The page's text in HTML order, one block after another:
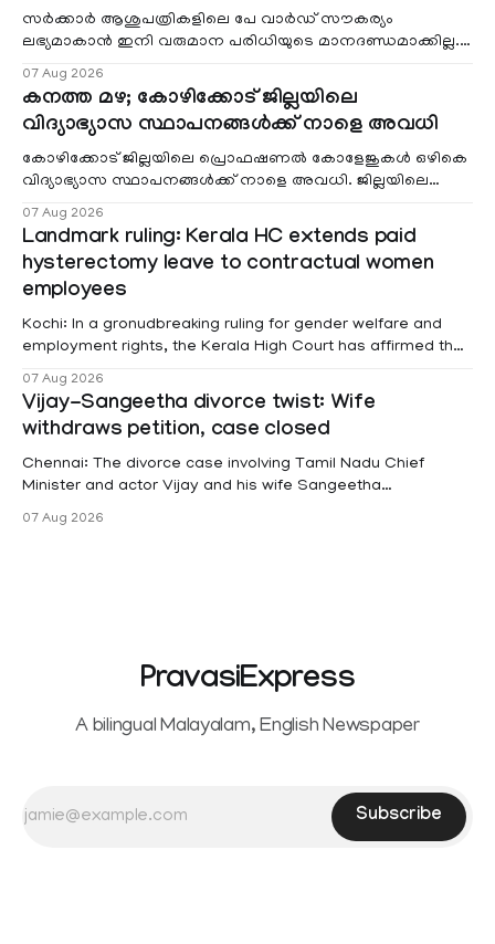
സർക്കാർ ആശുപത്രികളിലെ പേ വാർഡ് സൗകര്യം
ലഭ്യമാകാൻ ഇനി വരുമാന പരിധിയുടെ മാനദണ്ഡമാക്കില്ല.
07 Aug 2026
കനത്ത മഴ; കോഴിക്കോട് ജില്ലയിലെ
വിദ്യാഭ്യാസ സ്ഥാപനങ്ങൾക്ക് നാളെ അവധി
കോഴിക്കോട് ജില്ലയിലെ പ്രൊഫഷണൽ കോളേജുകൾ ഒഴികെ
വിദ്യാഭ്യാസ സ്ഥാപനങ്ങൾക്ക് നാളെ അവധി. ജില്ലയിലെ
07 Aug 2026
Landmark ruling: Kerala HC extends paid
hysterectomy leave to contractual women
employees
Kochi: In a gronudbreaking ruling for gender welfare and
employment rights, the Kerala High Court has affirmed that
projects are eligible for paid medical leave following
hysterectomy surgery under the Kerala Service Rules
(KSR). The court noted that since essential benefits like
maternity
07 Aug 2026
Vijay-Sangeetha divorce twist: Wife
withdraws petition, case closed
Chennai: The divorce case involving Tamil Nadu Chief
Minister and actor Vijay and his wife Sangeetha
Sowrnalingam has taken a new turn after Sangeetha
07 Aug 2026
PravasiExpress
A bilingual Malayalam, English Newspaper
Subscribe